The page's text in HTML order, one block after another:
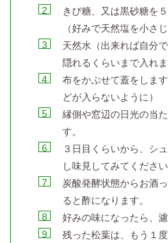
きび糖、又は黒砂糖を
（好みで天然塩を小さ
天然水（出来れば自分
隠れるくらいまで入れま
布をかぶせて蓋をしま
どが入らないように）
縁側や窓辺の日光の当
す。
３日目くらいから、シ
し味見してみてください
炭酸発酵状態からお酒
ると酢になります。
好みの味になったら、
残った松葉は、もう１